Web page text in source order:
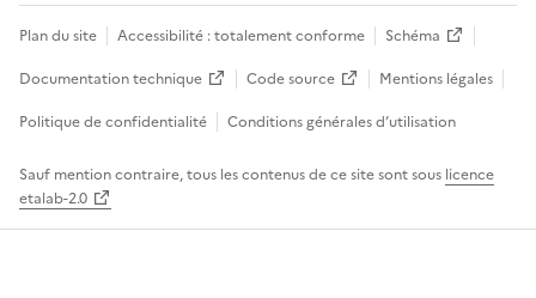
Plan du site Accessibilité : totalement conforme
Schéma
Documentation technique
Code source
Mentions légales
Politique de confidentialité
Conditions générales d’utilisation
Sauf mention contraire, tous les contenus de ce site sont sous licence
etalab-2.0